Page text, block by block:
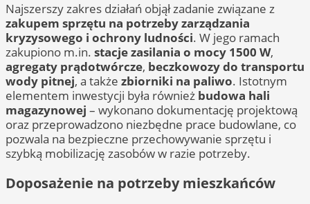
Najszerszy zakres działań objął zadanie związane z
zakupem sprzętu na potrzeby zarządzania
kryzysowego i ochrony ludności. W jego ramach
zakupiono m.in. stacje zasilania o mocy 1500 W,
agregaty prądotwórcze, beczkowozy do transportu
wody pitnej, a także zbiorniki na paliwo. Istotnym
elementem inwestycji była również budowa hali
magazynowej – wykonano dokumentację projektową
oraz przeprowadzono niezbędne prace budowlane, co
pozwala na bezpieczne przechowywanie sprzętu i
szybką mobilizację zasobów w razie potrzeby.
Doposażenie na potrzeby mieszkańców